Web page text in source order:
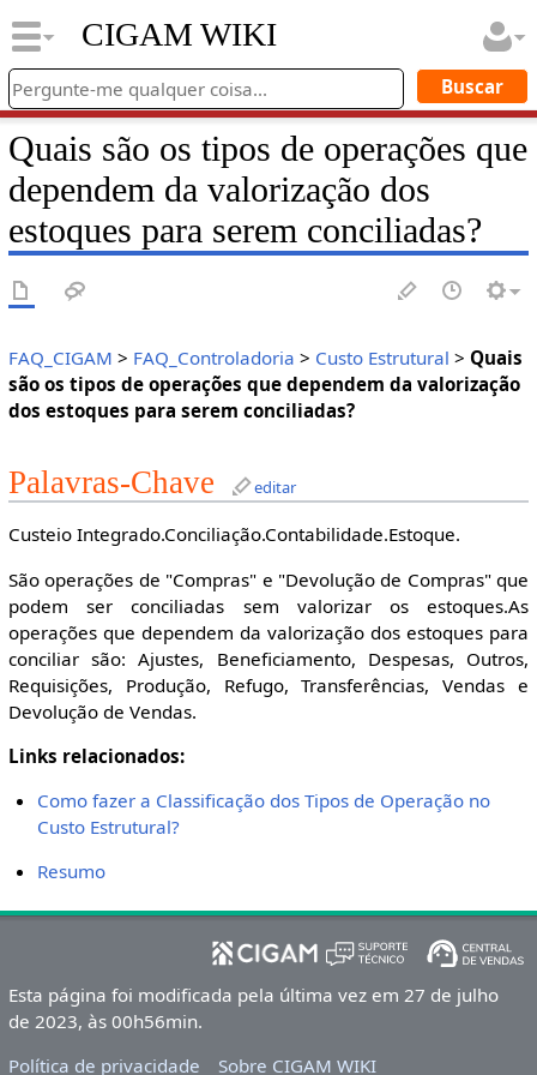
CIGAM WIKI
Quais são os tipos de operações que
dependem da valorização dos
estoques para serem conciliadas?
FAQ_CIGAM > FAQ_Controladoria > Custo Estrutural > Quais
são os tipos de operações que dependem da valorização
dos estoques para serem conciliadas?
Palavras-Chave editar
Custeio Integrado.Conciliação.Contabilidade.Estoque.
São operações de "Compras" e "Devolução de Compras" que
podem ser conciliadas sem valorizar os estoques.As
operações que dependem da valorização dos estoques para
conciliar são: Ajustes, Beneficiamento, Despesas, Outros,
Requisições, Produção, Refugo, Transferências, Vendas e
Devolução de Vendas.
Links relacionados:
Como fazer a Classificação dos Tipos de Operação no
Custo Estrutural?
Resumo
Esta página foi modificada pela última vez em 27 de julho
de 2023, às 00h56min.
Política de privacidade
Sobre CIGAM WIKI